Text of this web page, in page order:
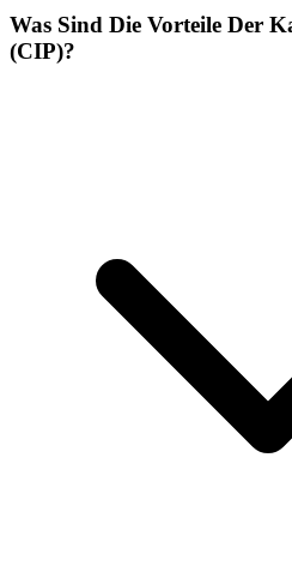
Was Sind Die Vorteile Der
(CIP)?